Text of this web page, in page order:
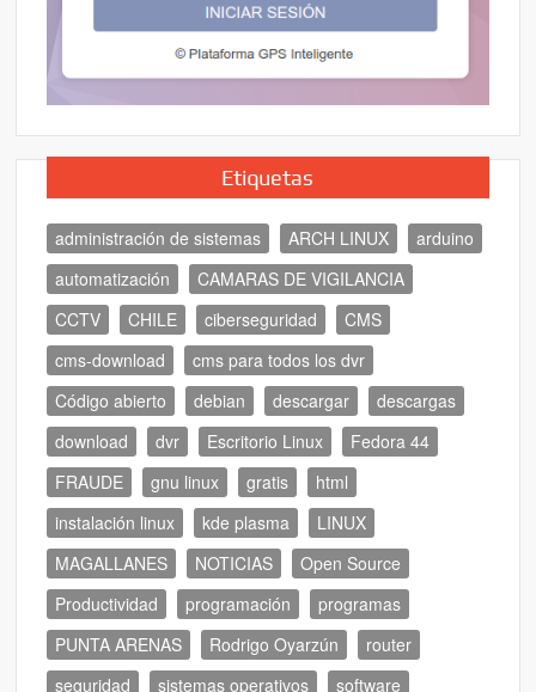
Etiquetas
administración de sistemas ARCH LINUX
arduino
automatización
CAMARAS DE VIGILANCIA
CCTV
CHILE ciberseguridad
CMS
cms-download
cms para todos los dvr
Código abierto
debian descargar
descargas
download
dvr Escritorio Linux
Fedora 44
FRAUDE
gnu linux gratis
html
instalación linux
kde plasma
LINUX
MAGALLANES
NOTICIAS
Open Source
Productividad
programación
programas
PUNTA ARENAS
Rodrigo Oyarzún
router
seguridad
sistemas operativos software